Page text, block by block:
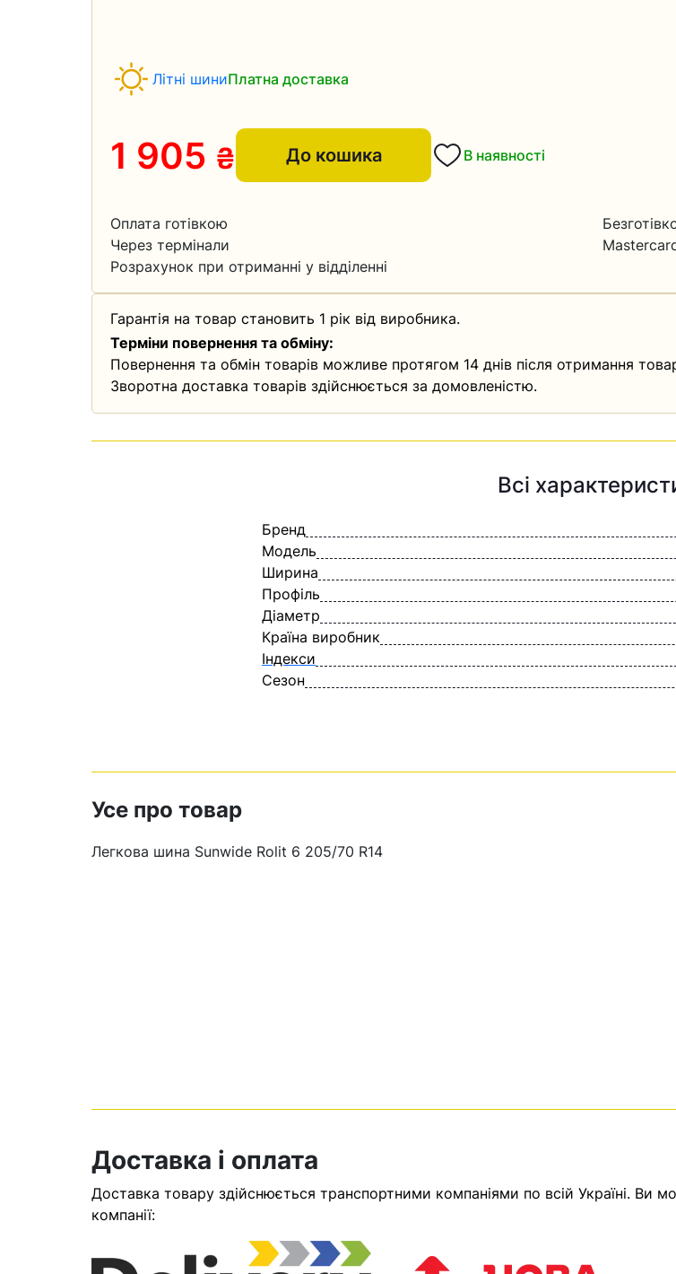
У кошику немає товарів.
Літні шиниПлатна доставка
1 905 ₴ До кошика В наявності
Оплата готівкою
Через термінали
Розрахунок при отриманні у відділенні
Гарантія на товар становить 1 рік від виробника.
Терміни повернення та обміну:
Повернення та обмін товарів можливе протягом 14 днів після отримання
Зворотна доставка товарів здійснюється за домовленістю.
Всі
Бренд
Модель
Ширина
Профіль
Діаметр
Країна виробник
Індекси
Сезон
Усе про товар
Легкова шина Sunwide Rolit 6 205/70 R14
Доставка і оплата
Доставка товару здійснюється транспортними компаніями по всій Україні. Ви
компанії: